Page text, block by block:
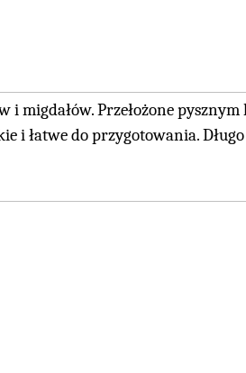
migdałów. Przełożone pysznym
i łatwe do przygotowania.